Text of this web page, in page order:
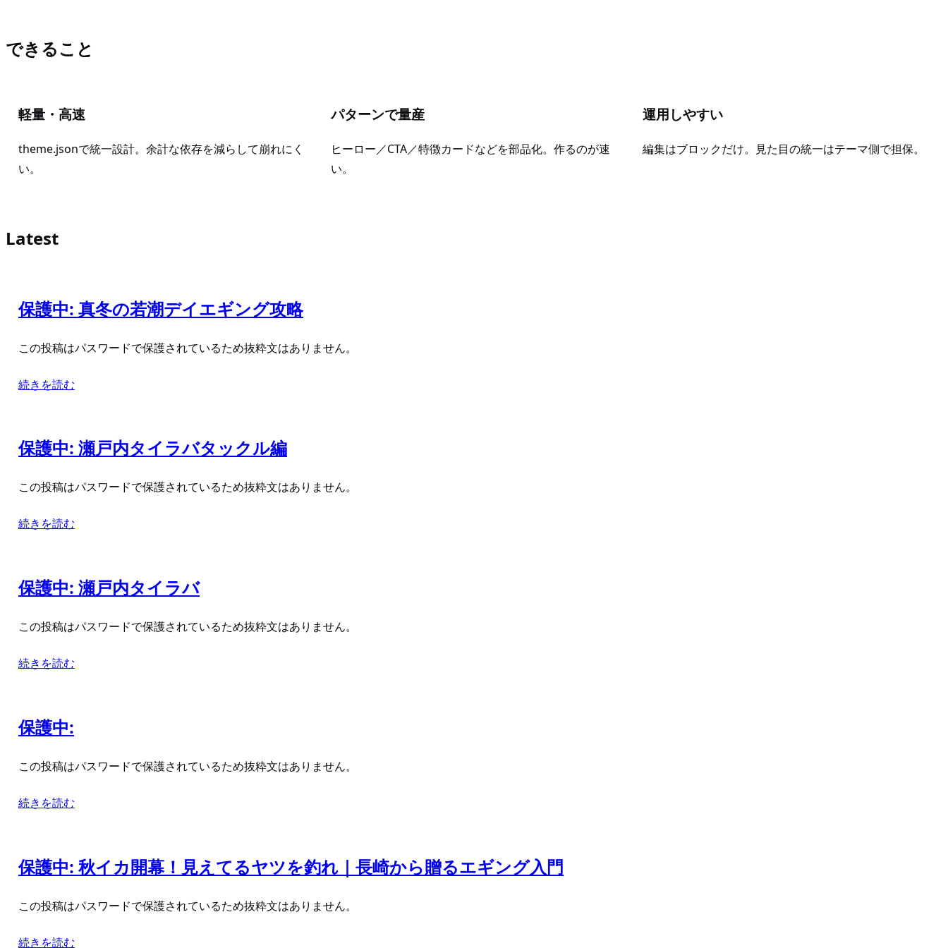
できること
軽量・高速
theme.jsonで統一設計。余計な依存を減らして崩れにく
い。
パターンで量産
ヒーロー／CTA／特徴カードなどを部品化。作るのが速
い。
運用しやすい
編集はブロックだけ。見た目の統一はテーマ側で担保。
Latest
保護中: 真冬の若潮デイエギング攻略
この投稿はパスワードで保護されているため抜粋文はありません。
続きを読む
保護中: 瀬戸内タイラバタックル編
この投稿はパスワードで保護されているため抜粋文はありません。
続きを読む
保護中: 瀬戸内タイラバ
この投稿はパスワードで保護されているため抜粋文はありません。
続きを読む
保護中:
この投稿はパスワードで保護されているため抜粋文はありません。
続きを読む
保護中: 秋イカ開幕！見えてるヤツを釣れ｜長崎から贈るエギング入門
この投稿はパスワードで保護されているため抜粋文はありません。
続きを読む